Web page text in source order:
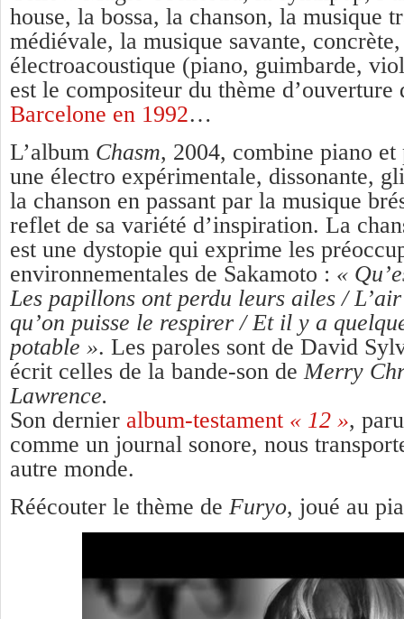
house, la bossa, la chanson, la musique
médiévale, la musique savante,
électroacoustique (piano, guimbarde,
est le compositeur du thème d’ouverture
Barcelone en 1992…
L’album Chasm, 2004, combine piano
une électro expérimentale, dissonante,
la chanson en passant par la musique
reflet de sa variété d’inspiration. La
est une dystopie qui exprime les
environnementales de Sakamoto : «
Les papillons ont perdu leurs ailes /
qu’on puisse le respirer / Et il y a
potable ». Les paroles sont de David
écrit celles de la bande-son de Merry
Lawrence.
Son dernier album-testament « 12 »,
comme un journal sonore, nous
autre monde.
Réécouter le thème de Furyo, joué au